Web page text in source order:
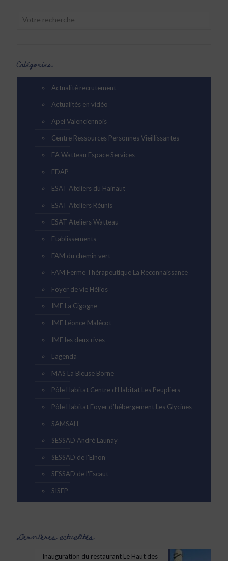
Catégories
Actualité recrutement
Actualités en vidéo
Apei Valenciennois
Centre Ressources Personnes Vieillissantes
EA Watteau Espace Services
EDAP
ESAT Ateliers du Hainaut
ESAT Ateliers Réunis
ESAT Ateliers Watteau
Etablissements
FAM du chemin vert
FAM Ferme Thérapeutique La Reconnaissance
Foyer de vie Hélios
IME La Cigogne
IME Léonce Malécot
IME les deux rives
L’agenda
MAS La Bleuse Borne
Pôle Habitat Centre d’Habitat Les Peupliers
Pôle Habitat Foyer d’hébergement Les Glycines
SAMSAH
SESSAD André Launay
SESSAD de l'Elnon
SESSAD de l'Escaut
SISEP
Dernières actualités
Inauguration du restaurant Le Haut des